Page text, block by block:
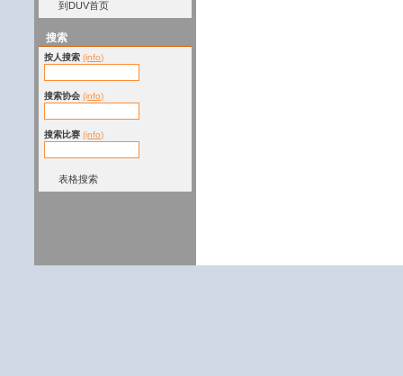
到DUV首页
搜索
按人搜索 (info)
搜索协会 (info)
搜索比赛 (info)
表格搜索